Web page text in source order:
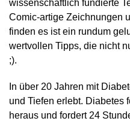
wissenschaftlich fundierte
Comic-artige Zeichnungen
finden es ist ein rundum
wertvollen Tipps, die nicht
;).
In über 20 Jahren mit
und Tiefen erlebt. Diabetes
heraus und fordert 24